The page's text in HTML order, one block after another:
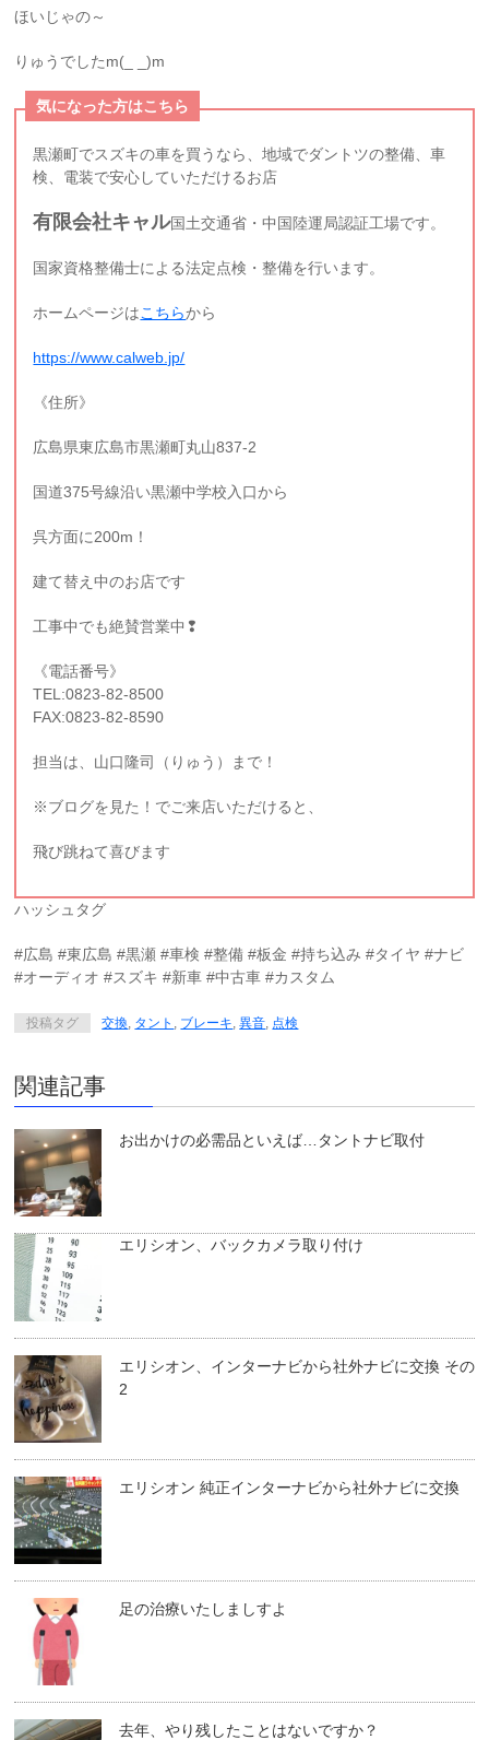
ほいじゃの～
りゅうでしたm(_ _)m
気になった方はこちら
黒瀬町でスズキの車を買うなら、地域でダントツの整備、車
検、電装で安心していただけるお店
有限会社キャル国土交通省・中国陸運局認証工場です。
国家資格整備士による法定点検・整備を行います。
ホームページはこちらから
https://www.calweb.jp/
《住所》
広島県東広島市黒瀬町丸山837-2
国道375号線沿い黒瀬中学校入口から
呉方面に200m！
建て替え中のお店です
工事中でも絶賛営業中❢
《電話番号》
TEL:0823-82-8500
FAX:0823-82-8590
担当は、山口隆司（りゅう）まで！
※ブログを見た！でご来店いただけると、
飛び跳ねて喜びます
ハッシュタグ
#広島 #東広島 #黒瀬 #車検 #整備 #板金 #持ち込み #タイヤ #ナビ
#オーディオ #スズキ #新車 #中古車 #カスタム
投稿タグ 交換 タント ブレーキ ,異音 点検
関連記事
お出かけの必需品といえば…タントナビ取付
エリシオン、バックカメラ取り付け
エリシオン、インターナビから社外ナビに交換 その
2
エリシオン 純正インターナビから社外ナビに交換
足の治療いたしましすよ
去年、やり残したことはないですか？